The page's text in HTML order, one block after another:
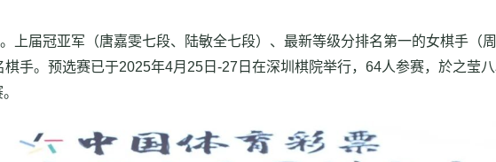
上届冠亚军（唐嘉雯七段、陆敏全七段）、最新等级分排名第一的女棋手（
手。预选赛已于2025年4月25日-27日在深圳棋院举行，64人参赛，於之莹